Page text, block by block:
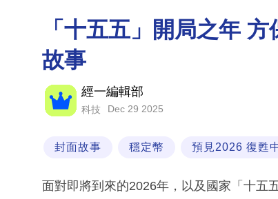
「十五五」開局之年
故事
經一編輯部
科技 Dec 29 2025
封面故事 穩定幣 預見2026 復甦
面對即將到來的2026年，以及國家「十五